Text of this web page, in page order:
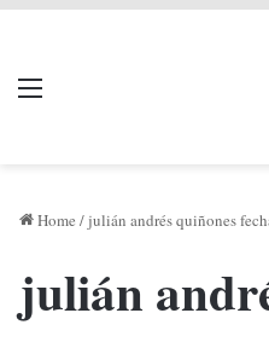
Menu
Home /julián andrés quiñones
julián